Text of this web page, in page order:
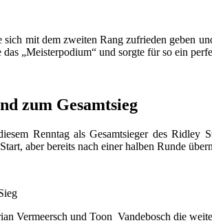
sich mit dem zweiten Rang zufrieden geben
„Meisterpodium“ und sorgte für so ein
zum Gesamtsieg
Renntag als Gesamtsieger des
aber bereits nach einer halben Runde
Vermeersch und Toon Vandebosch die